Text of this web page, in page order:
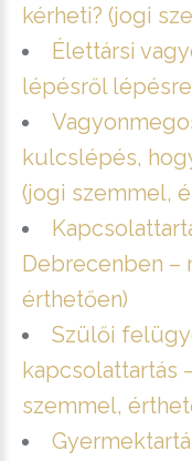
kérheti? (jogi
Élettársi
lépésről
kulcslépés,
(jogi szemmel,
Debrecenben –
érthetően)
Szülői
kapcsolattartás
szemmel,